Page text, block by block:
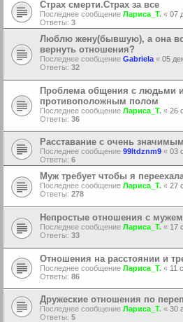
Страх смерти.Страх за все
Последнее сообщение Лариса_Т. « 07
Ответы: 3
Люблю жену(бывшую), а она
вернуть отношения?
Последнее сообщение Gabriela « 05
Ответы: 32
Проблема общения с людьми
противоположным полом
Последнее сообщение Лариса_Т. « 26
Ответы: 36
Расставание с очень
Последнее сообщение 99ltdznm9 « 03
Ответы: 6
Муж требует чтобы я
Последнее сообщение Лариса_Т. « 27
Ответы: 278
Непростые отношения с
Последнее сообщение Лариса_Т. « 17
Ответы: 33
Отношения на расстоянии и
Последнее сообщение Лариса_Т. « 11
Ответы: 86
Дружеские отношения по
Последнее сообщение Лариса_Т. « 30
Ответы: 5